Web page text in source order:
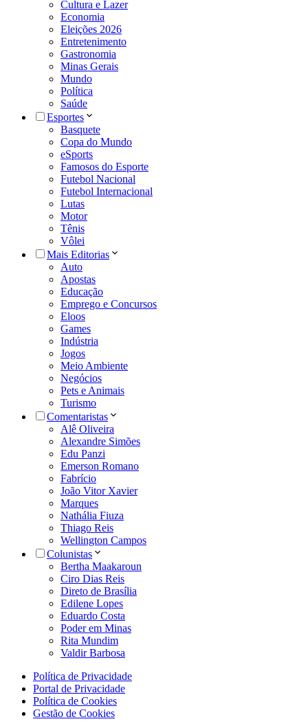
Cultura e Lazer
Economia
Eleições 2026
Entretenimento
Gastronomia
Minas Gerais
Mundo
Política
Saúde
Esportes
Basquete
Copa do Mundo
eSports
Famosos do Esporte
Futebol Nacional
Futebol Internacional
Lutas
Motor
Tênis
Vôlei
Mais Editorias
Auto
Apostas
Educação
Emprego e Concursos
Eloos
Games
Indústria
Jogos
Meio Ambiente
Negócios
Pets e Animais
Turismo
Comentaristas
Alê Oliveira
Alexandre Simões
Edu Panzi
Emerson Romano
Fabrício
João Vitor Xavier
Marques
Nathália Fiuza
Thiago Reis
Wellington Campos
Colunistas
Bertha Maakaroun
Ciro Dias Reis
Direto de Brasília
Edilene Lopes
Eduardo Costa
Poder em Minas
Rita Mundim
Valdir Barbosa
Política de Privacidade
Portal de Privacidade
Política de Cookies
Gestão de Cookies